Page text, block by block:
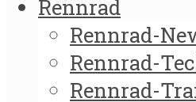
Rennrad
Rennrad-
Rennrad-
Rennrad-